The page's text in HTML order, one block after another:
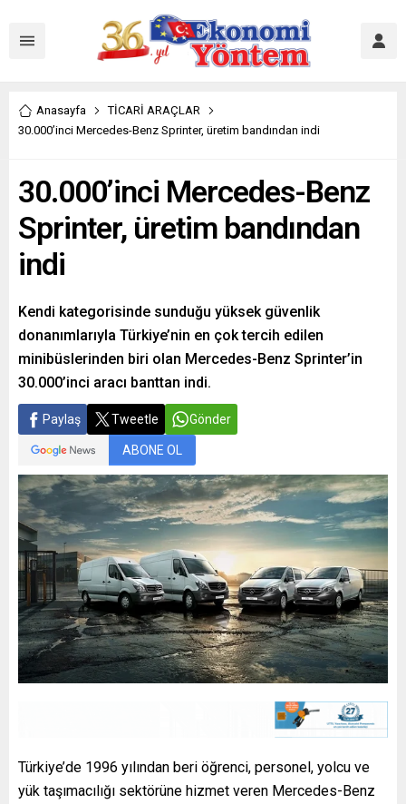
Anasayfa
TİCARİ ARAÇLAR
30.000’inci Mercedes-Benz Sprinter, üretim bandından indi
30.000’inci Mercedes-Benz
Sprinter, üretim bandından
indi
Kendi kategorisinde sunduğu yüksek güvenlik
donanımlarıyla Türkiye’nin en çok tercih edilen
minibüslerinden biri olan Mercedes-Benz Sprinter’in
30.000’inci aracı banttan indi.
Paylaş Tweetle Gönder
ABONE OL
Türkiye’de 1996 yılından beri öğrenci, personel, yolcu ve
yük taşımacılığı sektörüne hizmet veren Mercedes-Benz